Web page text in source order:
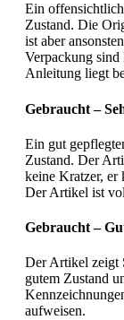
Ein
Zustand. Die
ist aber
Verpackung sind
Anleitung liegt
Gebraucht –
Ein gut
Zustand. Der
keine Kratzer, er
Der Artikel ist
Gebraucht –
Der Artikel zeigt
gutem Zustand
aufweisen.